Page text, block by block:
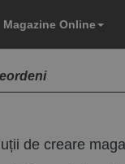
Magazine Online
de creare